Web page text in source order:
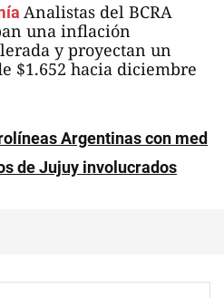
Analistas del BCRA
una inflación
y proyectan un
$1.652 hacia diciembre
Argentinas con med
de Jujuy involucrados